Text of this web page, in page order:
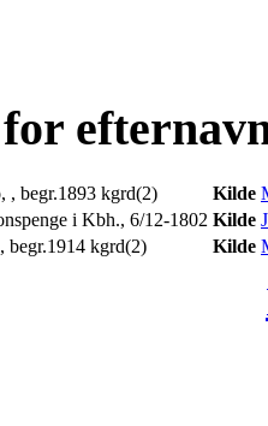
, begr.1893 kgrd(2) Kilde
i Kbh., 6/12-1802 Kilde
begr.1914 kgrd(2) Kilde